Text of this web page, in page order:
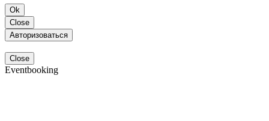
Ok
Close
Авторизоваться
Close
Eventbooking